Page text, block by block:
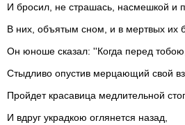
И бросил, не страшась, насмешкой и
В них, объятым сном, и в мертвых их
Он юноше сказал: ''Когда перед тобою,
Стыдливо опустив мерцающий свой
Пройдет красавица медлительной
И вдруг украдкою оглянется назад,